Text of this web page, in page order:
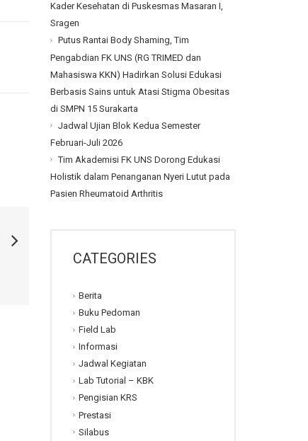
Kader Kesehatan di Puskesmas Masaran I,
Sragen
Putus Rantai Body Shaming, Tim
Pengabdian FK UNS (RG TRIMED dan
Mahasiswa KKN) Hadirkan Solusi Edukasi
Berbasis Sains untuk Atasi Stigma Obesitas
di SMPN 15 Surakarta
Jadwal Ujian Blok Kedua Semester
Februari-Juli 2026
Tim Akademisi FK UNS Dorong Edukasi
Holistik dalam Penanganan Nyeri Lutut pada
Pasien Rheumatoid Arthritis
CATEGORIES
Berita
Buku Pedoman
Field Lab
Informasi
Jadwal Kegiatan
Lab Tutorial – KBK
Pengisian KRS
Prestasi
Silabus